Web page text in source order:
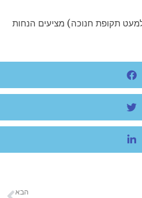
תקופת חנוכה) מציעים הנחות
הבא